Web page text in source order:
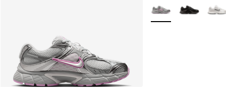
Plus de couleurs